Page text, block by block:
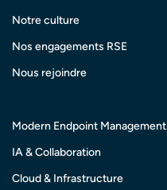
Notre culture
Nos engagements RSE
Nous rejoindre
Modern Endpoint Management
IA & Collaboration
Cloud & Infrastructure